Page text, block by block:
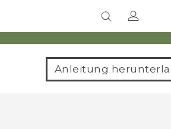
Anleitung